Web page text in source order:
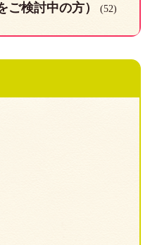
検討中の方） (52)